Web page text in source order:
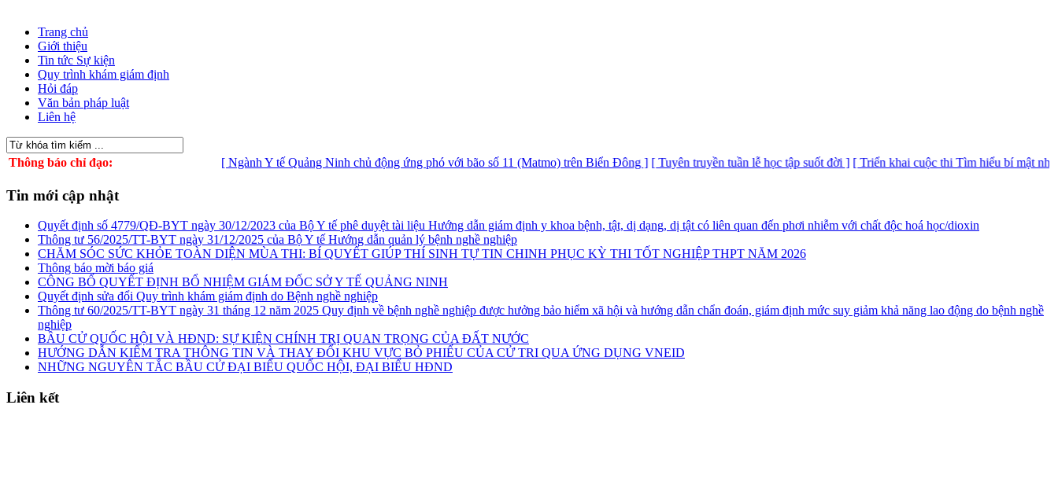
Trang chủ
Giới thiệu
Tin tức Sự kiện
Quy trình khám giám định
Hỏi đáp
Văn bản pháp luật
Liên hệ
Thông báo chỉ đạo: [ Ngành Y tế Quảng Ninh chủ động ứng phó với bão số 11 (Matmo) trên Biển Đông ] [ Tuyên truyền tuần lễ học tập suốt đời ] [ Triển khai cuộc thi Tìm hiểu bí mật nhà nước ] [ CV
Tin mới cập nhật
Quyết định số 4779/QĐ-BYT ngày 30/12/2023 của Bộ Y tế phê duyệt tài liệu Hướng dẫn giám định y khoa bệnh, tật, dị dạng, dị tật có liên quan đến phơi nhiễm với chất độc hoá học/dioxin
Thông tư 56/2025/TT-BYT ngày 31/12/2025 của Bộ Y tế Hướng dẫn quản lý bệnh nghề nghiệp
CHĂM SÓC SỨC KHỎE TOÀN DIỆN MÙA THI: BÍ QUYẾT GIÚP THÍ SINH TỰ TIN CHINH PHỤC KỲ THI TỐT NGHIỆP THPT NĂM 2026
Thông báo mời báo giá
CÔNG BỐ QUYẾT ĐỊNH BỔ NHIỆM GIÁM ĐỐC SỞ Y TẾ QUẢNG NINH
Quyết định sửa đổi Quy trình khám giám định do Bệnh nghề nghiệp
Thông tư 60/2025/TT-BYT ngày 31 tháng 12 năm 2025 Quy định về bệnh nghề nghiệp được hưởng bảo hiểm xã hội và hướng dẫn chẩn đoán, giám định mức suy giảm khả năng lao động do bệnh nghề
nghiệp
BẦU CỬ QUỐC HỘI VÀ HĐND: SỰ KIỆN CHÍNH TRỊ QUAN TRỌNG CỦA ĐẤT NƯỚC
HƯỚNG DẪN KIỂM TRA THÔNG TIN VÀ THAY ĐỔI KHU VỰC BỎ PHIẾU CỦA CỬ TRI QUA ỨNG DỤNG VNEID
NHỮNG NGUYÊN TẮC BẦU CỬ ĐẠI BIỂU QUỐC HỘI, ĐẠI BIỂU HĐND
Liên kết